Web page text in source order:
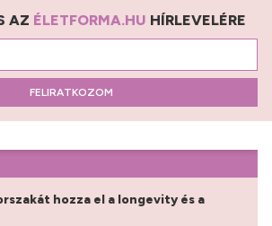
AZ ÉLETFORMA.HU HÍRLEVELÉRE
FELIRATKOZOM
hozza el a longevity és a